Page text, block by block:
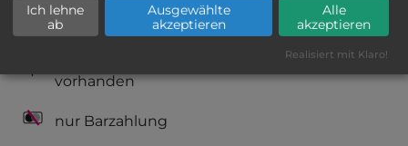
Hygiene: befriedigend
Service: mittelmäßig, das Wichtigste ist
vorhanden
nur Barzahlung
Ich lehne
ab
Ausgewählte
akzeptieren
Alle
akzeptieren
Realisiert mit Klaro!